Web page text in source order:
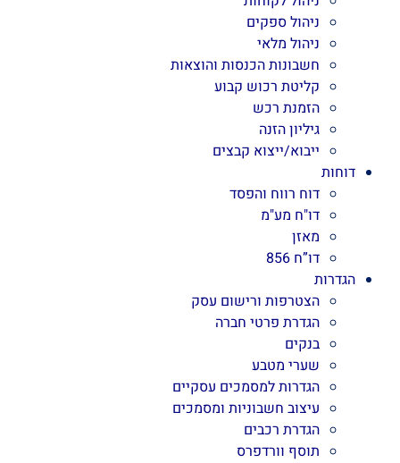
ניהול ספקים
ניהול מלאי
חשבונות הכנסות והוצאות
קליטת רכוש קבוע
הזמנת רכש
גיליון הזנה
ייבוא/ייצוא קבצים
דוחות
דוח רווח והפסד
דו"ח מע"מ
מאזן
דו”ח 856
הגדרות
הצטרפות ורישום עסק
הגדרת פרטי חברה
בנקים
שערי מטבע
הגדרות למסמכים עסקיים
עיצוב חשבוניות ומסמכים
הגדרת רכבים
תוסף וורדפרס